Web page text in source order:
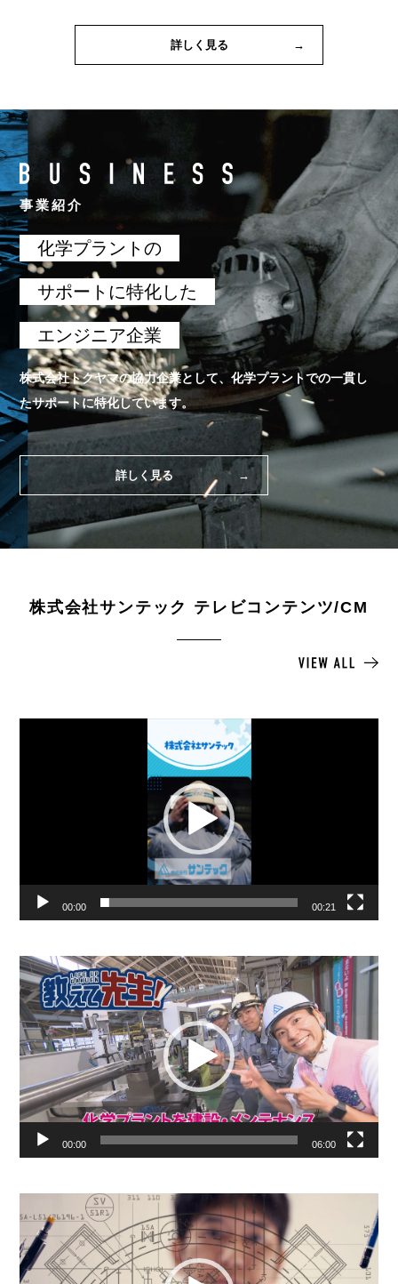
詳しく見る
事業紹介
化学プラントの
サポートに特化した
エンジニア企業
株式会社トクヤマの協力企業として、化学プラントでの一貫し
たサポートに特化しています。
詳しく見る
株式会社サンテック テレビコンテンツ/CM
00:00 00:21
動
画
プ
レ
ヤ
ー
00:00 06:00
プ
レ